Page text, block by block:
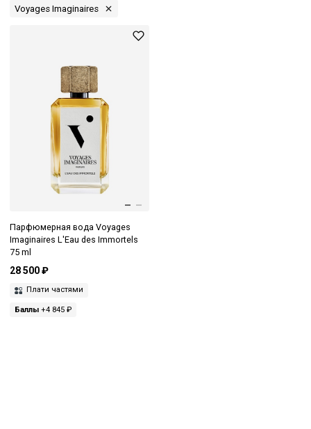
Voyages Imaginaires
Парфюмерная вода Voyages
Imaginaires L'Eau des Immortels
75 ml
28 500 ₽
Плати частями
Баллы +4 845 ₽